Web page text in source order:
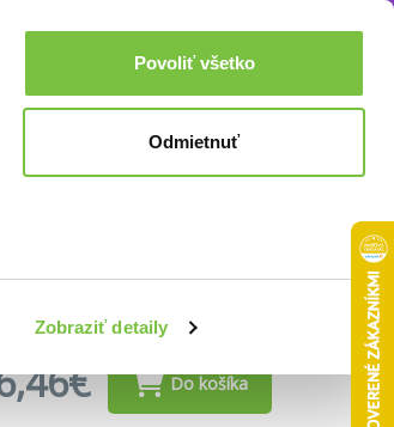
Zobraziť detaily
Povoliť všetko
Odmietnuť
Prihlásenie 0,00€
Akcie a zľavy
Do košíka